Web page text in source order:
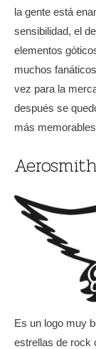
la gente está
sensibilidad, el
elementos
muchos
vez para la
después se
más
Aerosmith
Es un logo muy
estrellas de rock